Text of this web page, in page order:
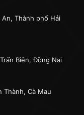
Thành phố Hải
Biên, Đồng Nai
Thành, Cà Mau